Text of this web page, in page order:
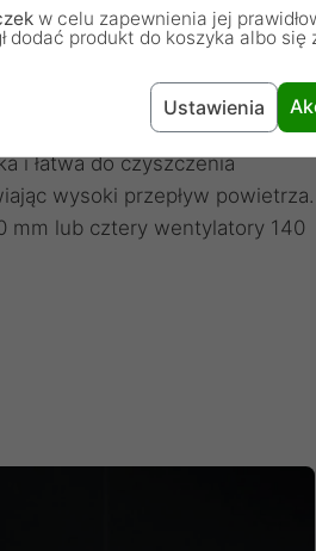
budowania
i łatwa do czyszczenia
wysoki przepływ powietrza.
mm lub cztery wentylatory 140
w celu zapewnienia jej
dodać produkt do koszyka albo się
Ustawienia